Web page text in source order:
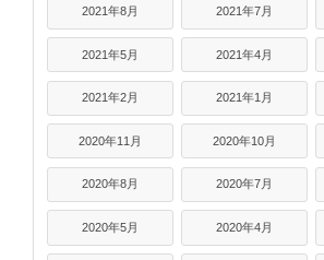
2021年8月 2021年7月
2021年5月 2021年4月
2021年2月 2021年1月
2020年11月 2020年10月
2020年8月 2020年7月
2020年5月 2020年4月